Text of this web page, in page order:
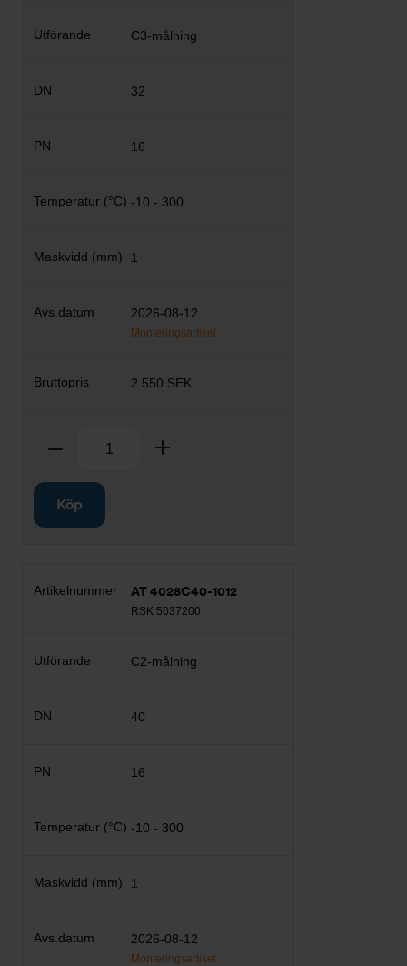
C3-målning
32
16
-10 - 300
1
2026-08-12
Monteringsartikel
2 550 SEK
Ta bort
Köp
AT 4028C40-1012
RSK 5037200
C2-målning
40
16
-10 - 300
1
2026-08-12
Monteringsartikel